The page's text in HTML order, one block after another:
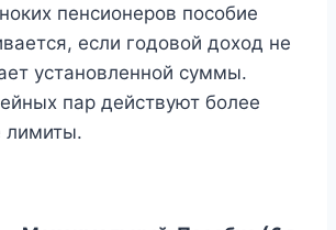
пенсионеров пособие
если годовой доход не
установленной суммы.
пар действуют более
лимиты.